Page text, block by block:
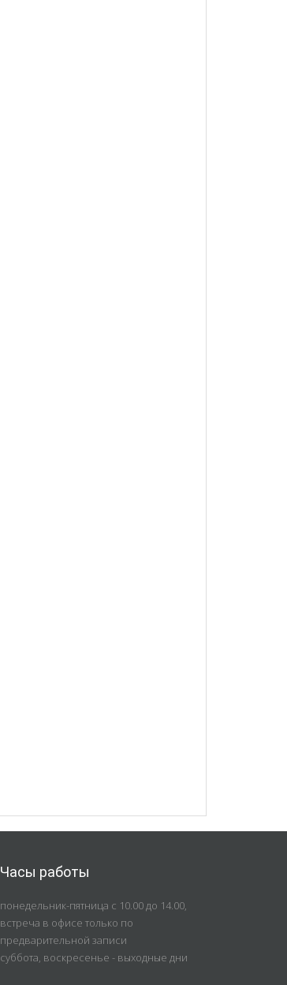
Часы работы
понедельник-пятница с 10.00 до 14.00,
встреча в офисе только по
предварительной записи
суббота, воскресенье - выходные дни